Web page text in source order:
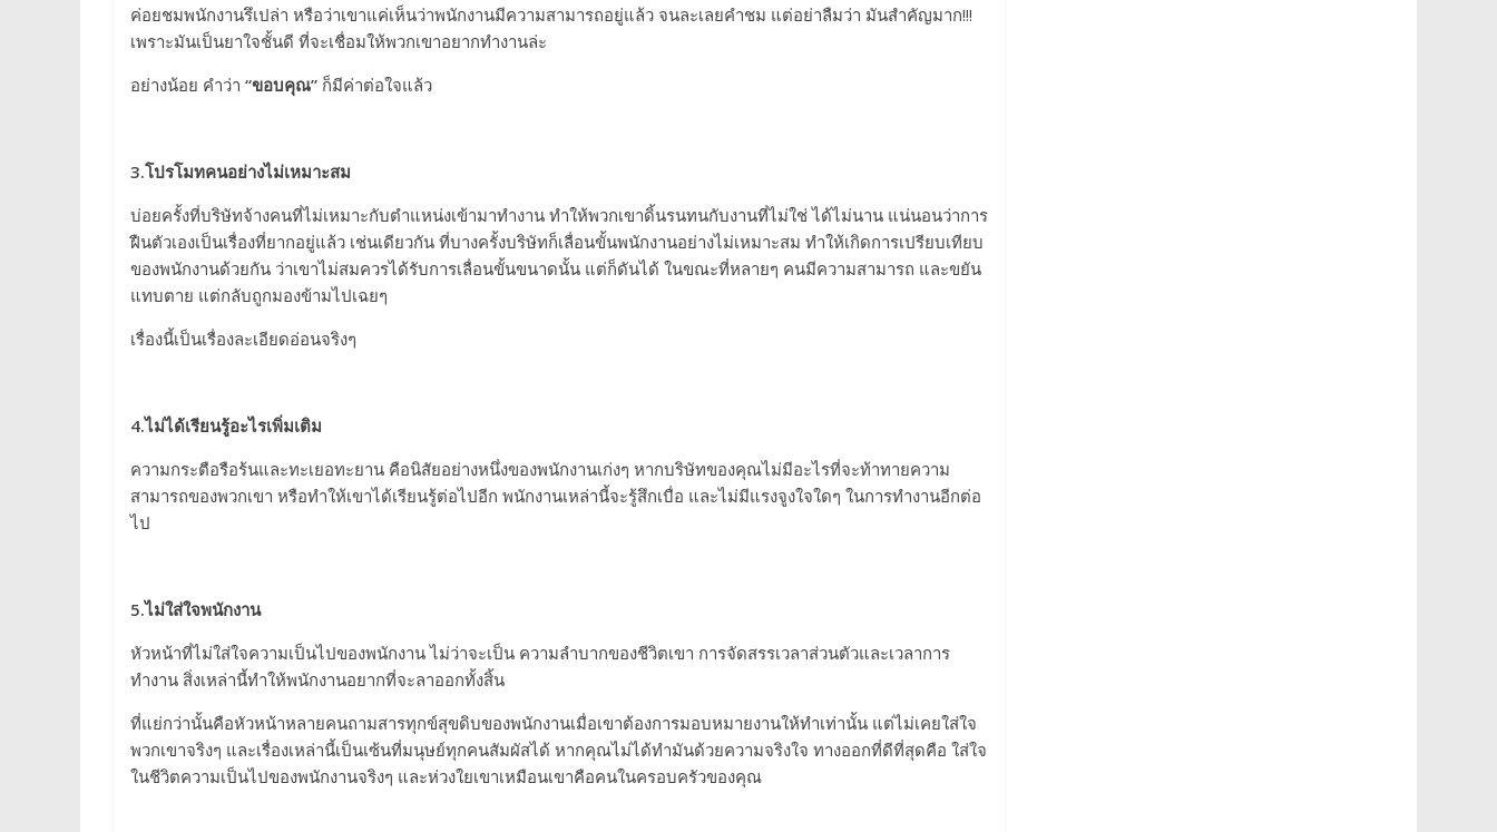
ค่อยชมพนักงานรึเปล่า หรือว่าเขาแค่เห็นว่าพนักงานมีความสามารถอยู่แล้ว จนละเลยคำชม แต่อย่าลืมว่า มันสำคัญมาก!!!
เพราะมันเป็นยาใจชั้นดี ที่จะเชื่อมให้พวกเขาอยากทำงานล่ะ
อย่างน้อย คำว่า “ขอบคุณ” ก็มีค่าต่อใจแล้ว
3.โปรโมทคนอย่างไม่เหมาะสม
บ่อยครั้งที่บริษัทจ้างคนที่ไม่เหมาะกับตำแหน่งเข้ามาทำงาน ทำให้พวกเขาดิ้นรนทนกับงานที่ไม่ใช่ ได้ไม่นาน แน่นอนว่าการ
ฝืนตัวเองเป็นเรื่องที่ยากอยู่แล้ว เช่นเดียวกัน ที่บางครั้งบริษัทก็เลื่อนขั้นพนักงานอย่างไม่เหมาะสม ทำให้เกิดการเปรียบเทียบ
ของพนักงานด้วยกัน ว่าเขาไม่สมควรได้รับการเลื่อนขั้นขนาดนั้น แต่ก็ดันได้ ในขณะที่หลายๆ คนมีความสามารถ และขยัน
แทบตาย แต่กลับถูกมองข้ามไปเฉยๆ
เรื่องนี้เป็นเรื่องละเอียดอ่อนจริงๆ
4.ไม่ได้เรียนรู้อะไรเพิ่มเติม
ความกระตือรือร้นและทะเยอทะยาน คือนิสัยอย่างหนึ่งของพนักงานเก่งๆ หากบริษัทของคุณไม่มีอะไรที่จะท้าทายความ
สามารถของพวกเขา หรือทำให้เขาได้เรียนรู้ต่อไปอีก พนักงานเหล่านี้จะรู้สึกเบื่อ และไม่มีแรงจูงใจใดๆ ในการทำงานอีกต่อ
ไป
5.ไม่ใส่ใจพนักงาน
หัวหน้าที่ไม่ใส่ใจความเป็นไปของพนักงาน ไม่ว่าจะเป็น ความลำบากของชีวิตเขา การจัดสรรเวลาส่วนตัวและเวลาการ
ทำงาน สิ่งเหล่านี้ทำให้พนักงานอยากที่จะลาออกทั้งสิ้น
ที่แย่กว่านั้นคือหัวหน้าหลายคนถามสารทุกข์สุขดิบของพนักงานเมื่อเขาต้องการมอบหมายงานให้ทำเท่านั้น แต่ไม่เคยใส่ใจ
พวกเขาจริงๆ และเรื่องเหล่านี้เป็นเซ้นที่มนุษย์ทุกคนสัมผัสได้ หากคุณไม่ได้ทำมันด้วยความจริงใจ ทางออกที่ดีที่สุดคือ ใส่ใจ
ในชีวิตความเป็นไปของพนักงานจริงๆ และห่วงใยเขาเหมือนเขาคือคนในครอบครัวของคุณ